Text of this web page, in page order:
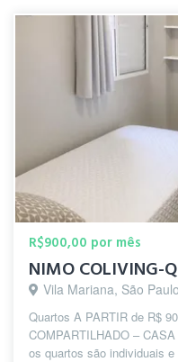
R$900,00 por mês
Vila Mariana, São
Quartos A PARTIR de R$
COMPARTILHADO –
os quartos são individuais